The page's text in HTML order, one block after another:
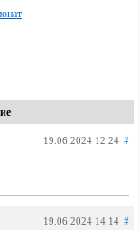
19.06.2024 12:24 #
19.06.2024 14:14 #